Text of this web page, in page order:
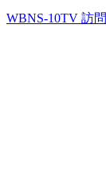
WBNS-10TV 訪問